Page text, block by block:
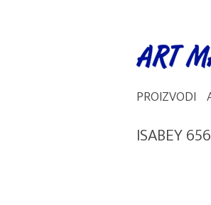
PROIZVODI
ISABEY